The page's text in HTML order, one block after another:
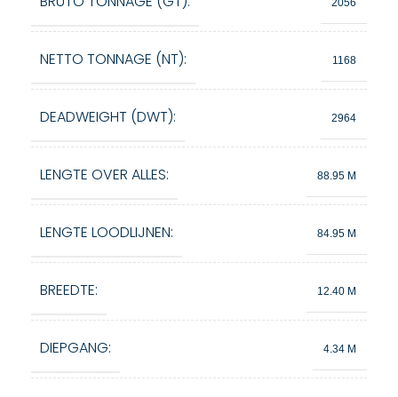
NETTO TONNAGE (NT): 1168
DEADWEIGHT (DWT): 2964
LENGTE OVER ALLES: 88.95 M
LENGTE LOODLIJNEN: 84.95 M
BREEDTE: 12.40 M
DIEPGANG: 4.34 M